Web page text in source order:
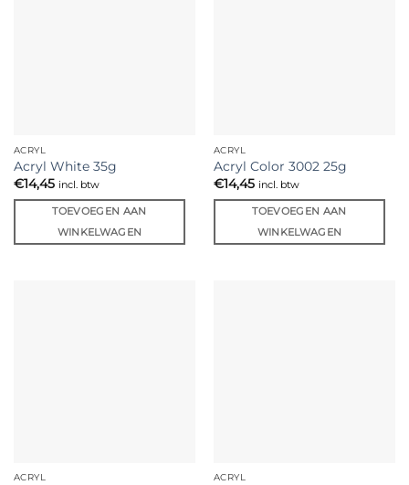
ACRYL
Acryl White 35g
€14,45 incl. btw
TOEVOEGEN AAN
WINKELWAGEN
ACRYL
Acryl Color 3002 25g
€14,45 incl. btw
TOEVOEGEN AAN
WINKELWAGEN
ACRYL ACRYL